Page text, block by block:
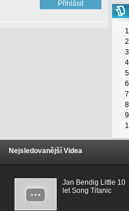
Nejsledovanější Videa
Jan Bendig Little 10
let Song Titanic